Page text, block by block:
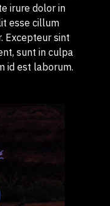
irure dolor in
esse cillum
Excepteur sint
sunt in culpa
id est laborum.